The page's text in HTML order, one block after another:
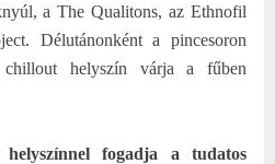
a The Qualitons, az Ethnofil
Délutánonként a pincesoron
chillout helyszín várja a fűben
fogadja a tudatos